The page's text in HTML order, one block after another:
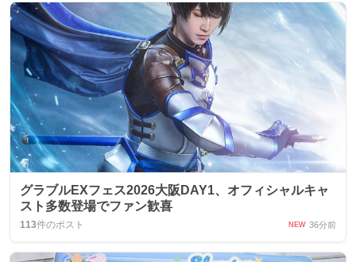
グラブルEXフェス2026大阪DAY1、オフィシャルキャ
スト多数登場でファン歓喜
113件のポスト NEW 36分前